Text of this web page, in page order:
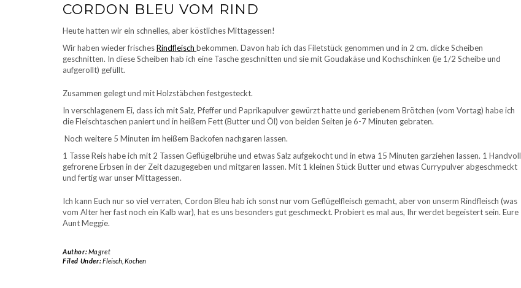
CORDON BLEU VOM RIND
Heute hatten wir ein schnelles, aber köstliches Mittagessen!
Wir haben wieder frischesRindfleisch bekommen. Davon hab ich das Filetstück genommen und in 2 cm. dicke Scheiben
geschnitten. In diese Scheiben hab ich eine Tasche geschnitten und sie mit Goudakäse und Kochschinken (je 1/2 Scheibe und
aufgerollt) gefüllt.
Zusammen gelegt und mit Holzstäbchen festgesteckt.
In verschlagenem Ei, dass ich mit Salz, Pfeffer und Paprikapulver gewürzt hatte und geriebenem Brötchen (vom Vortag) habe ich
die Fleischtaschen paniert und in heißem Fett (Butter und Öl) von beiden Seiten je 6-7 Minuten gebraten.
Noch weitere 5 Minuten im heißem Backofen nachgaren lassen.
1 Tasse Reis habe ich mit 2 Tassen Geflügelbrühe und etwas Salz aufgekocht und in etwa 15 Minuten garziehen lassen. 1 Handvoll
gefrorene Erbsen in der Zeit dazugegeben und mitgaren lassen. Mit 1 kleinen Stück Butter und etwas Currypulver abgeschmeckt
und fertig war unser Mittagessen.
Ich kann Euch nur so viel verraten, Cordon Bleu hab ich sonst nur vom Geflügelfleisch gemacht, aber von unserm Rindfleisch (was
vom Alter her fast noch ein Kalb war), hat es uns besonders gut geschmeckt. Probiert es mal aus, Ihr werdet begeistert sein. Eure
Aunt Meggie.
Author:Magret
Filed Under:Fleisch, Kochen